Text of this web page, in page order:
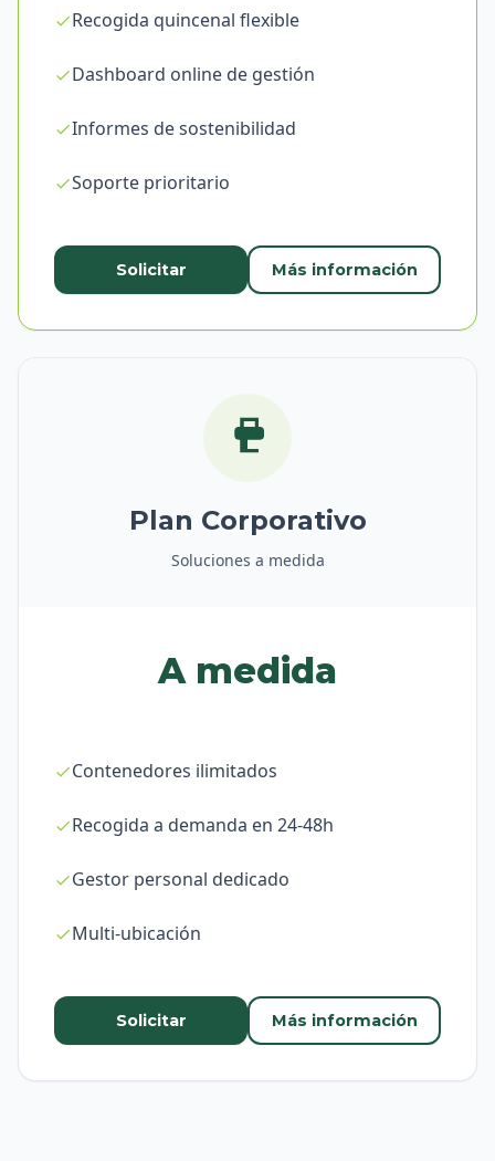
Recogida quincenal flexible
Dashboard online de gestión
Informes de sostenibilidad
Soporte prioritario
Solicitar Más información
Plan Corporativo
Soluciones a medida
A medida
Contenedores ilimitados
Recogida a demanda en 24-48h
Gestor personal dedicado
Multi-ubicación
Solicitar Más información